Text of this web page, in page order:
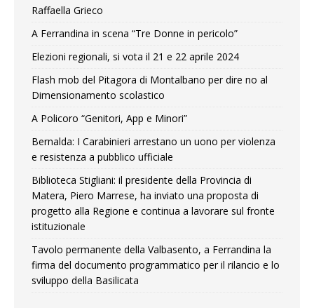
Raffaella Grieco
A Ferrandina in scena “Tre Donne in pericolo”
Elezioni regionali, si vota il 21 e 22 aprile 2024
Flash mob del Pitagora di Montalbano per dire no al
Dimensionamento scolastico
A Policoro “Genitori, App e Minori”
Bernalda: I Carabinieri arrestano un uono per violenza
e resistenza a pubblico ufficiale
Biblioteca Stigliani: il presidente della Provincia di
Matera, Piero Marrese, ha inviato una proposta di
progetto alla Regione e continua a lavorare sul fronte
istituzionale
Tavolo permanente della Valbasento, a Ferrandina la
firma del documento programmatico per il rilancio e lo
sviluppo della Basilicata